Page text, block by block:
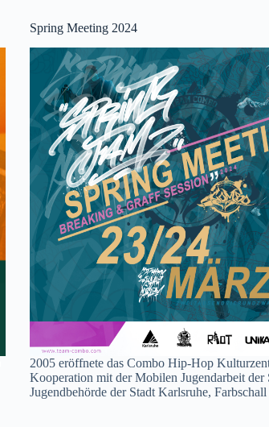
Spring Meeting 2024
2005 eröffnete das Combo Hip-Hop
Kooperation mit der Mobilen Jugendarbeit der
Jugendbehörde der Stadt Karlsruhe,